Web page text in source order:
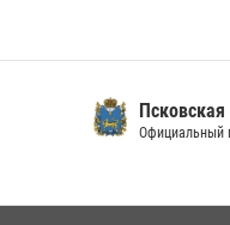
Псковская
Официальный